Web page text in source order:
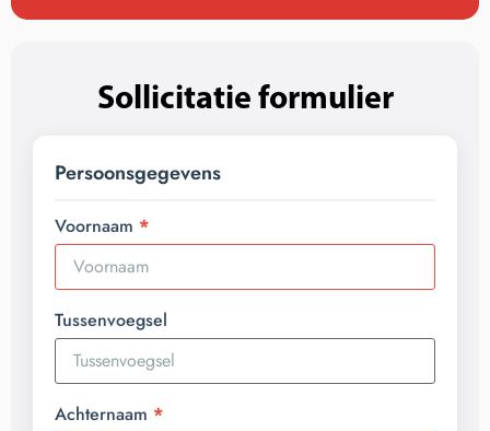
Sollicitatie formulier
Persoonsgegevens
Voornaam
Tussenvoegsel
Achternaam